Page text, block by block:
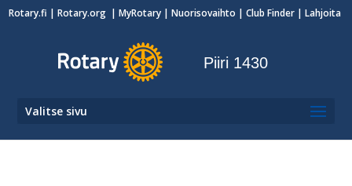
Rotary.fi |Rotary.org |MyRotary |Nuorisovaihto | Club Finder | Lahjoita
Piiri 1430
Valitse sivu